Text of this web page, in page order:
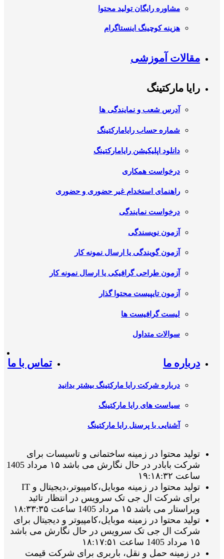
مشاوره رایگان تولید محتوا
هزینه کوچینگ اینستاگرام
مقالات آموزشی
رایا مارکتینگ
آدرس شعب و نمایندگی ها
شماره حساب رایامارکتینگ
دانلود اپلیکیشن رایامارکتینگ
درخواست همکاری
راهنمای استخدام غیر حضوری و حضوری
درخواست نمایندگی
آزمون نویسندگی
آزمون گویندگی یا ارسال نمونه کار
آزمون طراحی گرافیکی یا ارسال نمونه کار
آزمون تایپیست محتوا گذار
لیست گرافیست ها
سوالات متداول
درباره ما
درباره شرکت رایا مارکتینگ بیشتر بدانید
سیاست های رایا مارکتینگ
آشنایی با پرسنل رایا مارکتینگ
تماس با ما
تولید محتوا در زمینه ساختمانی و تاسیسات برای
شرکت بابادر در حال نگارش می باشد ۱۵ مرداد 1405
ساعت ۱۹:۱۸:۳۲
تولید محتوا در زمینه موبایل،کامپیوتر،دیجیتال و IT
برای شرکت ال جی تک سرویس در انتظار تائید
ویراستار می باشد ۱۵ مرداد 1405 ساعت ۱۸:۳۳:۳۵
تولید محتوا در زمینه موبایل،کامپیوتر و دیجیتال برای
شرکت ال جی تک سرویس در حال نگارش می باشد
۱۵ مرداد 1405 ساعت ۱۸:۱۷:۵۱
در زمینه حمل و نقل، باربری برای شرکت قیمت